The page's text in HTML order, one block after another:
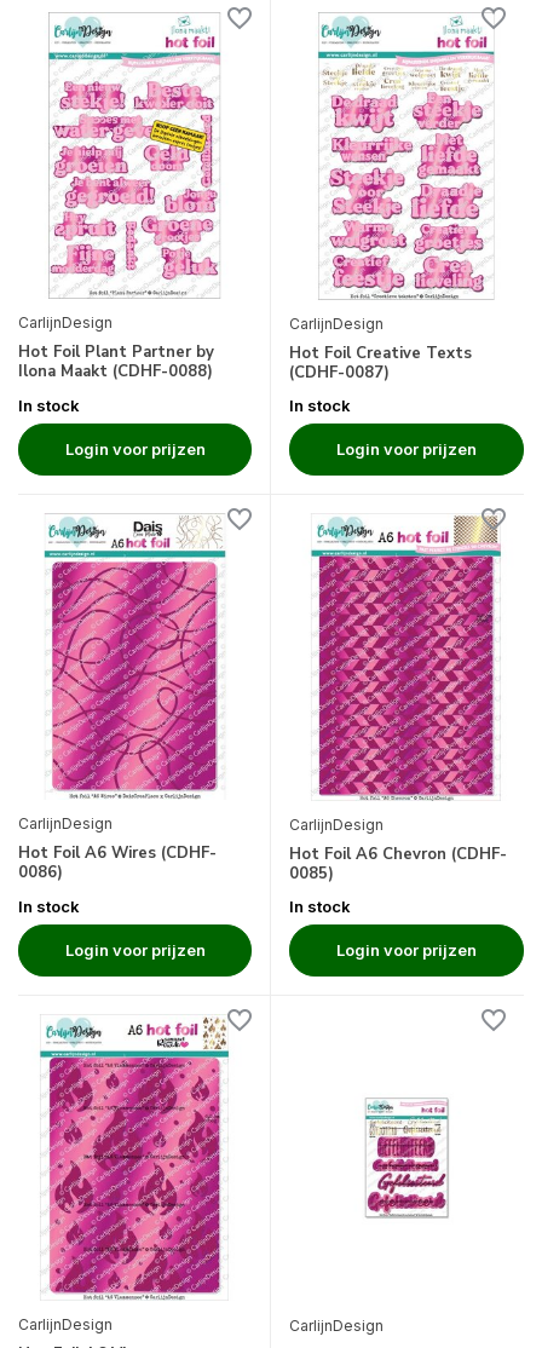
CarlijnDesign
Hot Foil Plant Partner by
Ilona Maakt (CDHF-0088)
In stock
Login voor prijzen
CarlijnDesign
Hot Foil Creative Texts
(CDHF-0087)
In stock
Login voor prijzen
CarlijnDesign
Hot Foil A6 Wires (CDHF-
0086)
In stock
Login voor prijzen
CarlijnDesign
Hot Foil A6 Chevron (CDHF-
0085)
In stock
Login voor prijzen
CarlijnDesign CarlijnDesign